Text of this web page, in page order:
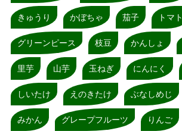
きゅうり かぼちゃ 茄子 トマト
グリーンピース 枝豆 かんしょ
里芋 山芋 玉ねぎ にんにく
しいたけ えのきたけ ぶなしめじ
みかん グレープフルーツ りんご